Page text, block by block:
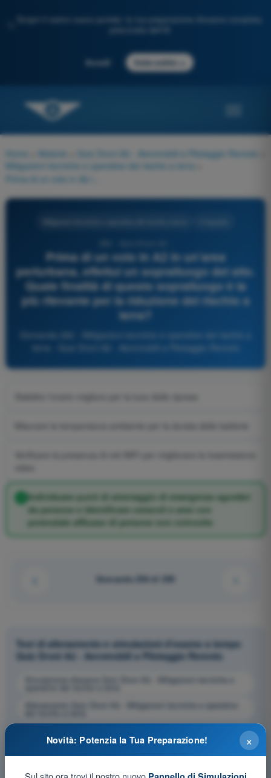
Scopri il nostro nuovo portale: la tua preparazione d'esame completa,
Accedi Inizia subito
Home Materie Quiz Droni A2 - Aeromobili a Pilotaggio Remoto
Mitigazioni tecniche e operative del rischio a terra
Prima di un volo in A2 in un'area
periurbana, effettui un sopralluogo del sito.
Quale finalità di questo sopralluogo è la
più rilevante per la riduzione del rischio a
terra?
Domanda 282 - Mitigazioni tecniche e operative del rischio a
terra - Quiz Droni A2 - Aeromobili a Pilotaggio Remoto
Individuare punti di atterraggio di emergenza sgombri
da persone e identificare ostacoli e aree con
potenziale afflusso di persone non coinvolte
Domanda 258 di 290
Test di allenamento e simulazioni d'esame a tempo
Quiz Droni A2 - Aeromobili a Pilotaggio Remoto
Simulazione d'esame Quiz Droni A2 - Mitigazioni tecniche e
Allenamento Quiz Droni A2 - Mitigazioni tecniche e operative
Esame in PDF Quiz Droni A2 - Mitigazioni tecniche e operative
del rischio a terra ×
Novità: Potenzia la Tua Preparazione!